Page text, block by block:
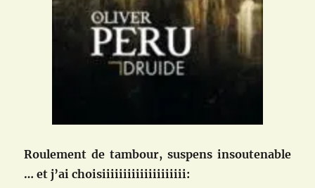
Roulement de tambour, suspens insoutenable
… et j’ai choisiiiiiiiiiiiiiiiiiiii: